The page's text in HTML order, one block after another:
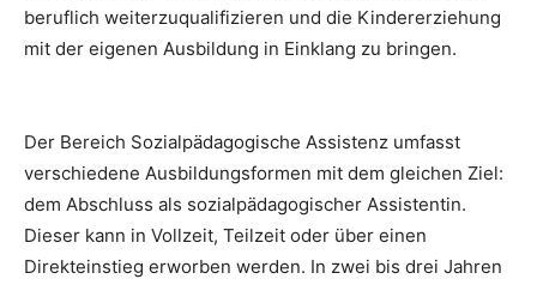
beruflich weiterzuqualifizieren und die Kindererziehung
mit der eigenen Ausbildung in Einklang zu bringen.
Der Bereich Sozialpädagogische Assistenz umfasst
verschiedene Ausbildungsformen mit dem gleichen Ziel:
dem Abschluss als sozialpädagogischer Assistentin.
Dieser kann in Vollzeit, Teilzeit oder über einen
Direkteinstieg erworben werden. In zwei bis drei Jahren